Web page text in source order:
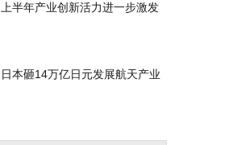
上半年产业创新活力进一步激发
日本砸14万亿日元发展航天产业